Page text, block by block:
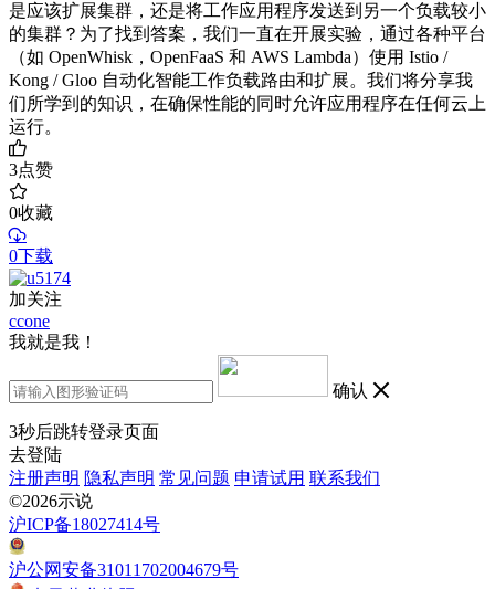
是应该扩展集群，还是将工作应用程序发送到另一个负载较小
的集群？为了找到答案，我们一直在开展实验，通过各种平台
（如 OpenWhisk，OpenFaaS 和 AWS Lambda）使用 Istio /
Kong / Gloo 自动化智能工作负载路由和扩展。我们将分享我
们所学到的知识，在确保性能的同时允许应用程序在任何云上
运行。
3点赞
0收藏
0下载
加关注
ccone
我就是我！
确认
3秒后跳转登录页面
去登陆
注册声明 隐私声明 常见问题 申请试用 联系我们
©2026示说
沪ICP备18027414号
沪公网安备31011702004679号